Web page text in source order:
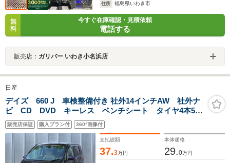
住所
福島県いわき市
無
料
今すぐ在庫確認・見積依頼
電話する
販売店： ガリバー いわき小名浜店
日産
デイズ 660 J 車検整備付き 社外14インチAW 社外ナ
ビ CD DVD キーレス ベンチシート タイヤ4本5分
山
販売店保証 購入プラン付 360°画像付
支払総額
37.3万円
本体価格
29.0万円